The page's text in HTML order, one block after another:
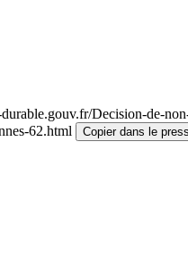
Decision-de-
62.html
Copier dans le